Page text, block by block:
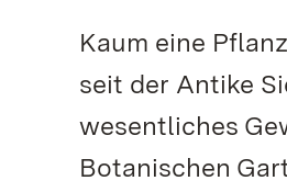
Kaum eine
seit der Antike
wesentliches
Botanischen